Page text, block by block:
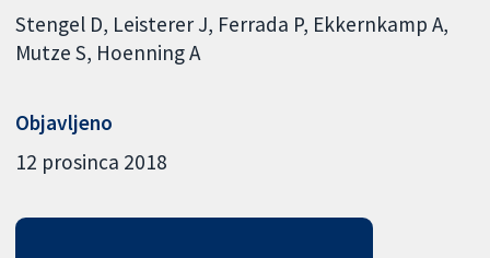
Stengel D Leisterer J Ferrada P Ekkernkamp A
Mutze S Hoenning A
Objavljeno
12 prosinca 2018